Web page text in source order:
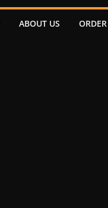
ABOUT US ORDER